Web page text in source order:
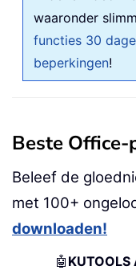
waaronder
functies 30
beperkingen!
Beste
Beleef de
met 100+
downloaden!
🤖 KUTOOLS